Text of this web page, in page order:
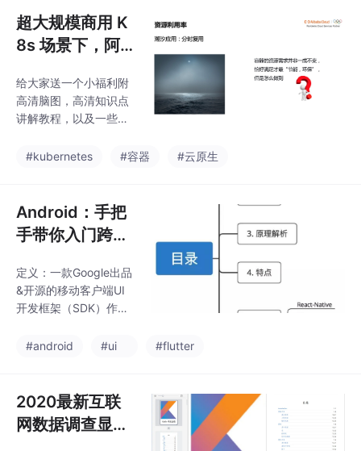
大家早日升职加薪迎娶
白富美走上人生巅峰！
这样，等真的沉下心来
分散了心神。另外，给
大家安排了一波学习面
试资料：[外链图片转存
720109523011)][外链
超大规模商用 K
8s 场景下，阿
解决容器资源的
按需分配问题？
给大家送一个小福利附
高清脑图，高清知识点
讲解教程，以及一些面
给需要的提升技术、准
对于 CPU 的争抢。然
后再适当上调高优先级
容器的相关资源值。如
不能直接去缩小低优先
级容器的 cgroup 值，
否则会造成 OOM，对
整，我们会在其他分享
个小福利[外链图片转存
中…
#kubernetes #容器 #云原生
Android：手把
手带你入门跨平
utter
定义：一款Google出品
&开源的移动客户端UI
开发框架（SDK）作
Android、iOS上快速构
Dart语言（高开发效
率、高性能等）开发
时，主要基于Framewo
#android #ui #flutter
2020最新互联
网数据调查显